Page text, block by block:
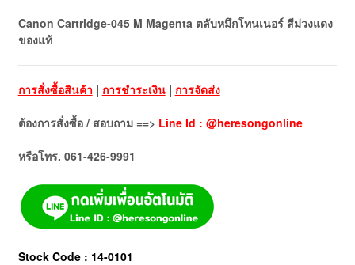
Canon Cartridge-045 M Magenta ตลับหมึกโทนเนอร์ สีม่วงแดง
ของแท้
การสั่งซื้อสินค้า | การชำระเงิน| การจัดส่ง
ต้องการสั่งซื้อ / สอบถาม ==> Line Id : @heresongonline
หรือโทร. 061-426-9991
Stock Code : 14-0101